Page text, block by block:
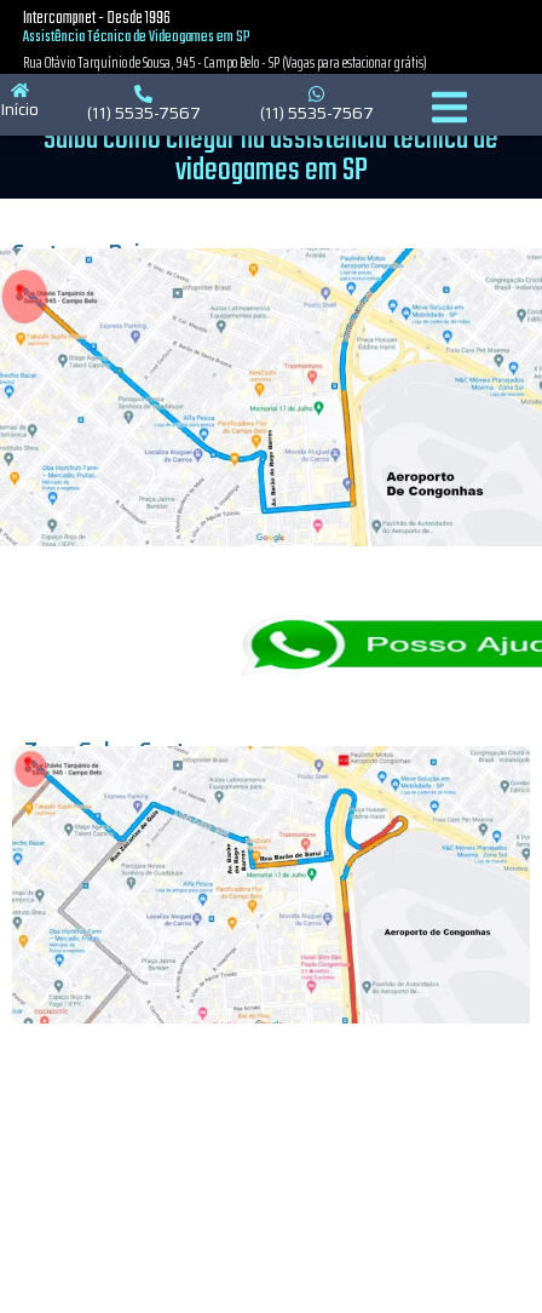
Política de Privacidade
Intercompnet - Desde 1996
Assistência Técnica de Videogames em SP
Rua Otávio Tarquínio de Sousa, 945 - Campo Belo - SP (Vagas para estacionar grátis)
Início (11) 5535-7567 (11) 5535-7567
Saiba como chegar na assistência técnica de
videogames em SP
Centro → Bairro
Zona Sul → Centro